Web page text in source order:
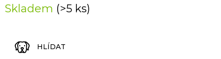
Skladem (>5 ks)
HLÍDAT